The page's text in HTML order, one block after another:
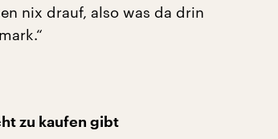
nix drauf, also was da drin
zu kaufen gibt